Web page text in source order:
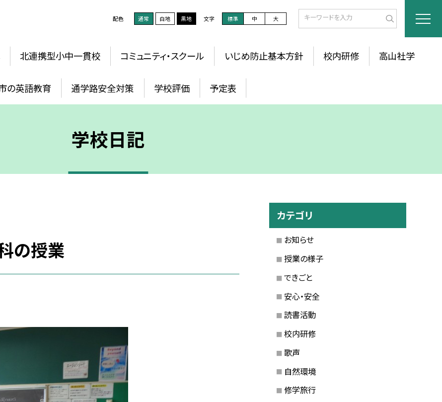
配色 通常 白地 黒地 文字 標準 中 大
北連携型小中一貫校 コミュニティ・スクール いじめ防止基本方針 校内研修 高山社学
の英語教育 通学路安全対策 学校評価 予定表
学校日記
の授業
カテゴリ
お知らせ
授業の様子
できごと
安心・安全
読書活動
校内研修
歌声
自然環境
修学旅行